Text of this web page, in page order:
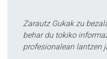
Zarautz Gukak zu
behar du tokiko
profesionalean lantzen